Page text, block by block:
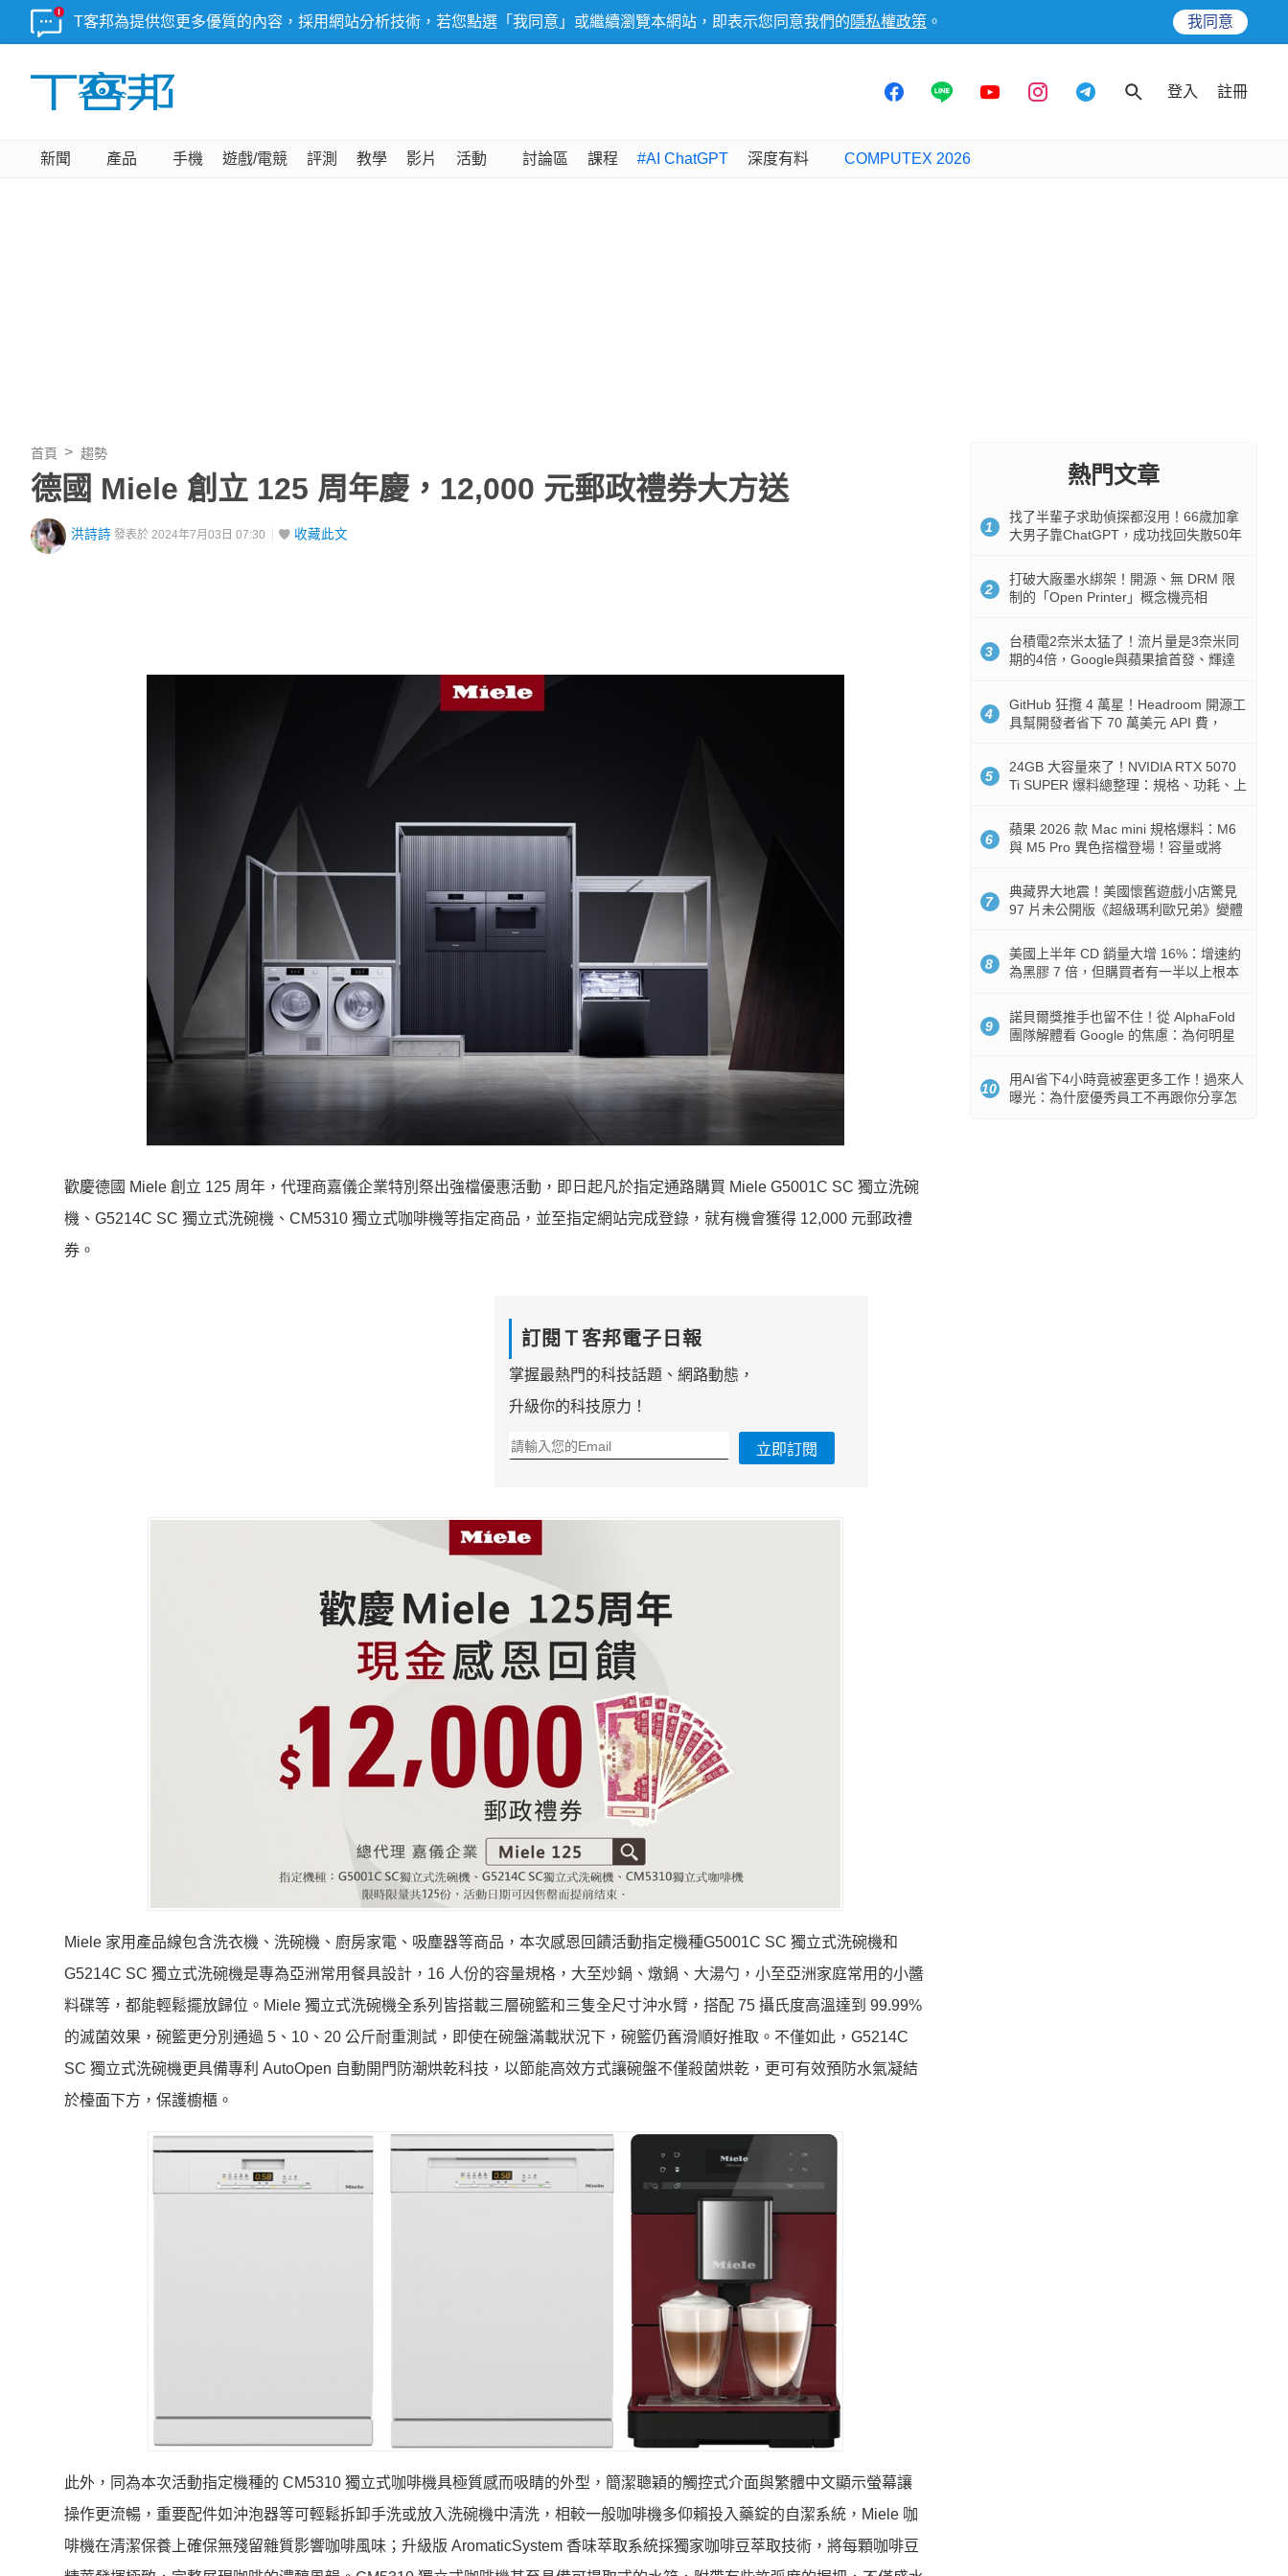
T客邦為提供您更多優質的內容，採用網站分析技術，若您點選「我同意」或繼續瀏覽本網站，即表示您同意我們的 隱私權政策 。 我同意
登入 註冊
新聞 產品 手機 遊戲/電競 評測 教學 影片 活動 討論區 課程 #AI ChatGPT 深度有料 COMPUTEX 2026
首頁 趨勢
德國 Miele 創立 125 周年慶，12,000 元郵政禮券大方送
洪詩詩 發表於 2024年7月03日 07:30 收藏此文
歡慶德國 Miele 創立 125 周年，代理商嘉儀企業特別祭出強檔優惠活動，即日起凡於指定通路購買 Miele G5001C SC 獨立洗碗
機、G5214C SC 獨立式洗碗機、CM5310 獨立式咖啡機等指定商品，並至指定網站完成登錄，就有機會獲得 12,000 元郵政禮
券。
訂閱Ｔ客邦電子日報
掌握最熱門的科技話題、網路動態，
升級你的科技原力！
立即訂閱
Miele 家用產品線包含洗衣機、洗碗機、廚房家電、吸塵器等商品，本次感恩回饋活動指定機種G5001C SC 獨立式洗碗機和
G5214C SC 獨立式洗碗機是專為亞洲常用餐具設計，16 人份的容量規格，大至炒鍋、燉鍋、大湯勺，小至亞洲家庭常用的小醬
料碟等，都能輕鬆擺放歸位。Miele 獨立式洗碗機全系列皆搭載三層碗籃和三隻全尺寸沖水臂，搭配 75 攝氏度高溫達到 99.99%
的滅菌效果，碗籃更分別通過 5、10、20 公斤耐重測試，即使在碗盤滿載狀況下，碗籃仍舊滑順好推取。不僅如此，G5214C
SC 獨立式洗碗機更具備專利 AutoOpen 自動開門防潮烘乾科技，以節能高效方式讓碗盤不僅殺菌烘乾，更可有效預防水氣凝結
於檯面下方，保護櫥櫃。
此外，同為本次活動指定機種的 CM5310 獨立式咖啡機具極質感而吸睛的外型，簡潔聰穎的觸控式介面與繁體中文顯示螢幕讓
操作更流暢，重要配件如沖泡器等可輕鬆拆卸手洗或放入洗碗機中清洗，相較一般咖啡機多仰賴投入藥錠的自潔系統，Miele 咖
啡機在清潔保養上確保無殘留雜質影響咖啡風味；升級版 AromaticSystem 香味萃取系統採獨家咖啡豆萃取技術，將每顆咖啡豆
熱門文章
1
找了半輩子求助偵探都沒用！66歲加拿
大男子靠ChatGPT，成功找回失散50年
2
打破大廠墨水綁架！開源、無 DRM 限
制的「Open Printer」概念機亮相
3
台積電2奈米太猛了！流片量是3奈米同
期的4倍，Google與蘋果搶首發、輝達
4
GitHub 狂攬 4 萬星！Headroom 開源工
具幫開發者省下 70 萬美元 API 費，
5
24GB 大容量來了！NVIDIA RTX 5070
Ti SUPER 爆料總整理：規格、功耗、上
6
蘋果 2026 款 Mac mini 規格爆料：M6
與 M5 Pro 異色搭檔登場！容量或將
7
典藏界大地震！美國懷舊遊戲小店驚見
97 片未公開版《超級瑪利歐兄弟》變體
8
美國上半年 CD 銷量大增 16%：增速約
為黑膠 7 倍，但購買者有一半以上根本
9
諾貝爾獎推手也留不住！從 AlphaFold
團隊解體看 Google 的焦慮：為何明星
10
用AI省下4小時竟被塞更多工作！過來人
曝光：為什麼優秀員工不再跟你分享怎